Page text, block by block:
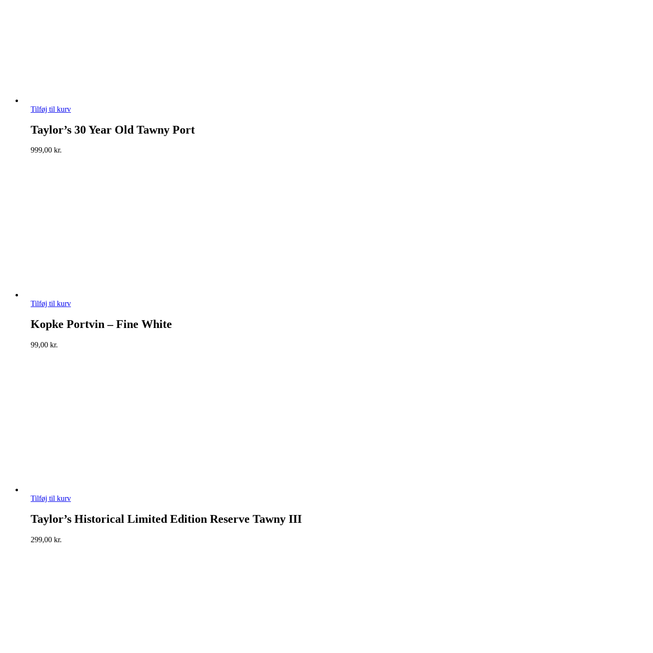
Tilføj til kurv
Taylor’s 30 Year Old Tawny Port
999,00 kr.
Tilføj til kurv
Kopke Portvin – Fine White
99,00 kr.
Tilføj til kurv
Taylor’s Historical Limited Edition Reserve Tawny III
299,00 kr.